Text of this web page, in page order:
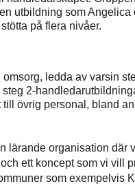
utbildning som Angelica
på flera nivåer.
ledda av varsin
2-
övrig personal, bland
lärande organisation där
ett koncept som vi vill
som exempelvis